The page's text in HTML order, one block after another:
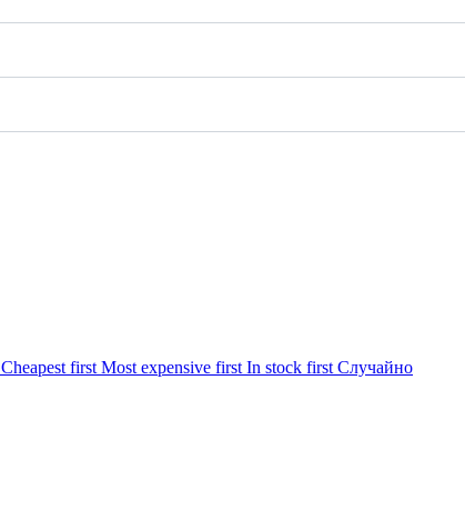
Cheapest first Most expensive first In stock first Случайно